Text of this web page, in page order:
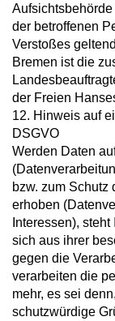
der betroffenen
Verstoßes
Bremen ist die
der Freien
12. Hinweis auf
DSGVO
Werden Daten
bzw. zum Schutz
erhoben
Interessen),
sich aus ihrer
gegen die
verarbeiten die
mehr, es sei
schutzwürdige